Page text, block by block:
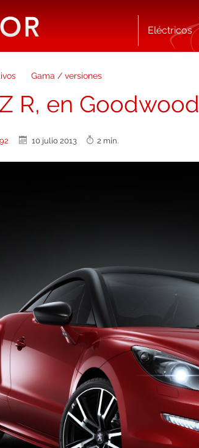
Eléctricos
Gama / versiones
R, en Goodwood
10 julio 2013 2 min.